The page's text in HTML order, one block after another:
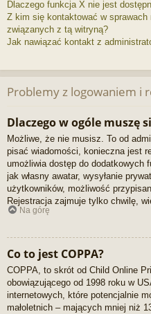
Dlaczego funkcja X nie jest
Z kim się kontaktować w
związanych z tą witryną?
Jak nawiązać kontakt z
Problemy z logowaniem i
Dlaczego w ogóle muszę
Możliwe, że nie musisz. To od
pisać wiadomości, konieczna jest
umożliwia dostęp do dodatkowych
jak własny awatar, wysyłanie
użytkowników, możliwość
Rejestracja zajmuje tylko chwilę,
Na górę
Co to jest COPPA?
COPPA, to skrót od Child Online
obowiązującego od 1998 roku w
internetowych, które potencjalnie
małoletnich – mających mniej niż